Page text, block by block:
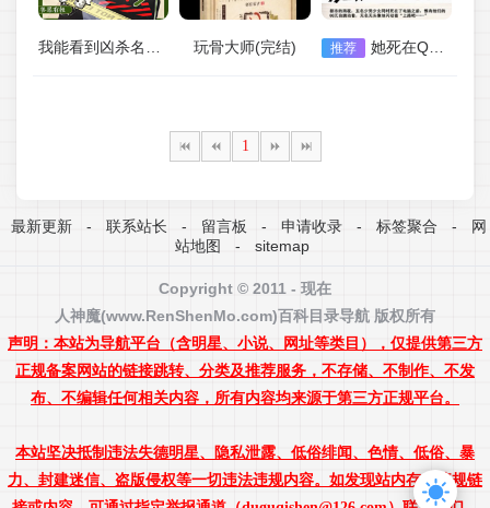
玩骨大师(完结) 推荐 她死在QQ上(完结)
1
最新更新 - 联系站长 - 留言板 - 申请收录 - 标签聚合 -
网
站地图
- sitemap
Copyright © 2011 - 现在
人神魔(www.RenShenMo.com)百科目录导航 版权所有
声明：本站为导航平台（含明星、小说、网址等类目），仅提供第三方
正规备案网站的链接跳转、分类及推荐服务，不存储、不制作、不发
布、不编辑任何相关内容，所有内容均来源于第三方正规平台。
本站坚决抵制违法失德明星、隐私泄露、低俗绯闻、色情、低俗、暴
力、封建迷信、盗版侵权等一切违法违规内容。如发现站内存在违规链